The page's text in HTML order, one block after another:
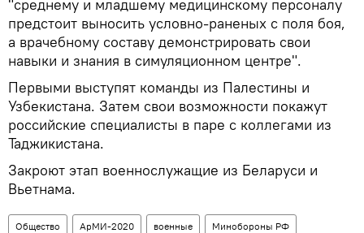
"среднему и младшему медицинскому персоналу
предстоит выносить условно-раненых с поля боя,
а врачебному составу демонстрировать свои
навыки и знания в симуляционном центре".
Первыми выступят команды из Палестины и
Узбекистана. Затем свои возможности покажут
российские специалисты в паре с коллегами из
Таджикистана.
Закроют этап военнослужащие из Беларуси и
Вьетнама.
Общество АрМИ-2020 военные Минобороны РФ